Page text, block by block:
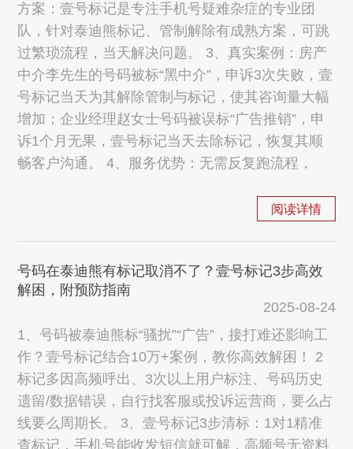
方案：壹号标记是专注手机号疑难杂症的专业团
队，针对泰迪熊标记、管制解除有成熟方案，可跳
过繁琐流程，当天解决问题。 3、真实案例：房产
中介李先生的号码被标“黑中介”，申诉3次失败，壹
号标记当天为其解除管制与标记，使其咨询量大幅
增加；企业经理赵女士号码被误标“广告推销”，申
诉1个月无果，壹号标记当天去除标记，恢复其顺
畅客户沟通。 4、服务优势：无需反复跑流程，
阅读详情
号码在泰迪熊有标记取消不了？壹号标记3步高效
解困，附预防指南
2025-08-24
1、号码被泰迪熊标“骚扰”“广告”，接打难还影响工
作？壹号标记结合10万+案例，教你高效解困！ 2
标记多因高频呼出、3次以上用户标注、号码历史
遗留/数据错误，自行找客服或投诉运营商，要么占
线要么周期长。 3、壹号标记3步清标：1对1精准
查标记，手机号能收发短信就可解，高频号无资料